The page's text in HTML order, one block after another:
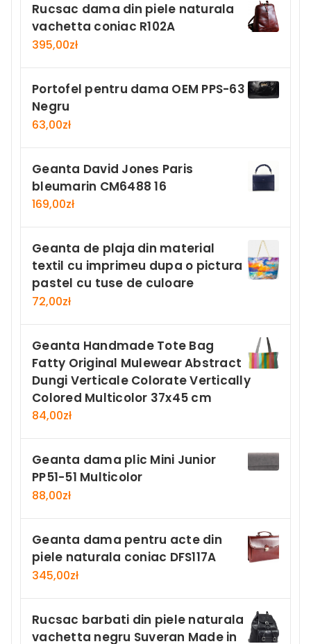
Rucsac dama din piele naturala
vachetta coniac R102A
395,00zł
Portofel pentru dama OEM PPS-63
Negru
63,00zł
Geanta David Jones Paris
bleumarin CM6488 16
169,00zł
Geanta de plaja din material
textil cu imprimeu dupa o pictura
pastel cu tuse de culoare
72,00zł
Geanta Handmade Tote Bag
Fatty Original Mulewear Abstract
Dungi Verticale Colorate Vertically
Colored Multicolor 37x45 cm
84,00zł
Geanta dama plic Mini Junior
PP51-51 Multicolor
88,00zł
Geanta dama pentru acte din
piele naturala coniac DFS117A
345,00zł
Rucsac barbati din piele naturala
vachetta negru Suveran Made in